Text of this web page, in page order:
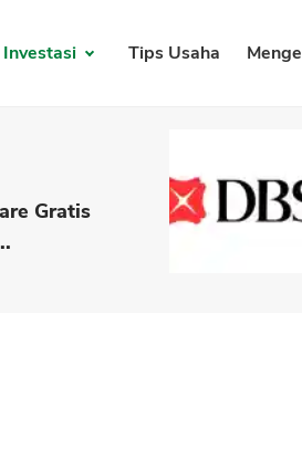
Investasi Tips Usaha
Gratis